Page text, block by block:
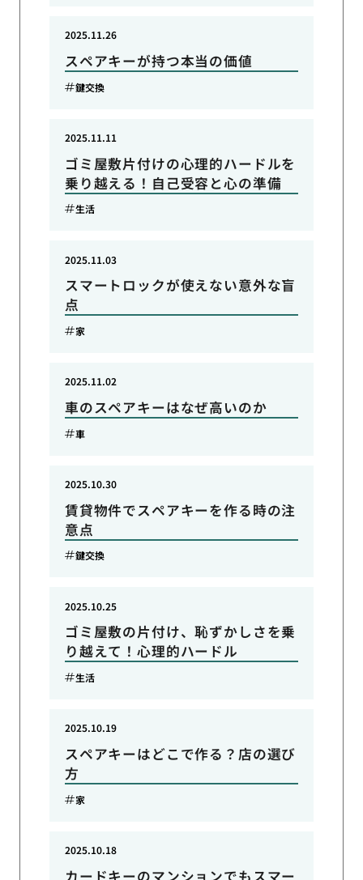
スペアキーが持つ本当の価値
2025.11.26
鍵交換
ゴミ屋敷片付けの心理的ハードルを
乗り越える！自己受容と心の準備
2025.11.11
生活
スマートロックが使えない意外な盲
点
2025.11.03
家
車のスペアキーはなぜ高いのか
2025.11.02
車
賃貸物件でスペアキーを作る時の注
意点
2025.10.30
鍵交換
ゴミ屋敷の片付け、恥ずかしさを乗
り越えて！心理的ハードル
2025.10.25
生活
スペアキーはどこで作る？店の選び
方
2025.10.19
家
カードキーのマンションでもスマー
2025.10.18